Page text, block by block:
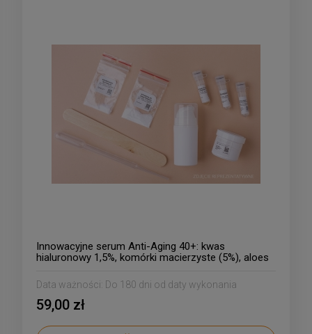
Innowacyjne serum Anti-Aging 40+: kwas
hialuronowy 1,5%, komórki macierzyste (5%), aloes
Data ważności: Do 180 dni od daty wykonania
59,00 zł